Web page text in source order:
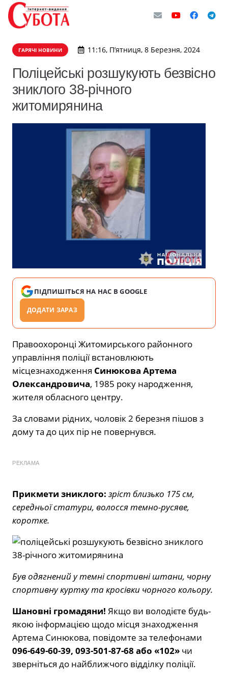
ГАРЯЧІ НОВИНИ 11:16, П’ятниця, 8 Березня, 2024
Поліцейські розшукують безвісно
зниклого 38-річного
житомирянина
ПІДПИШІТЬСЯ НА НАС В GOOGLE
ДОДАТИ ЗАРАЗ
Правоохоронці Житомирського районного
управління поліції встановлюють
місцезнаходження Синюкова Артема
Олександровича, 1985 року народження,
жителя обласного центру.
За словами рідних, чоловік 2 березня пішов з
дому та до цих пір не повернувся.
РЕКЛАМА
Прикмети зниклого: зріст близько 175 см,
середньої статури, волосся темно-русяве,
коротке.
Був одягнений у темні спортивні штани, чорну
спортивну куртку та кросівки чорного кольору.
Шановні громадяни! Якщо ви володієте будь-
якою інформацією щодо місця знаходження
Артема Синюкова, повідомте за телефонами
096-649-60-39, 093-501-87-68 або «102» чи
зверніться до найближчого відділку поліції.